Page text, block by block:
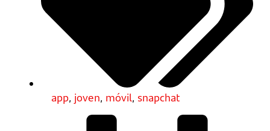
app, joven, móvil, snapchat